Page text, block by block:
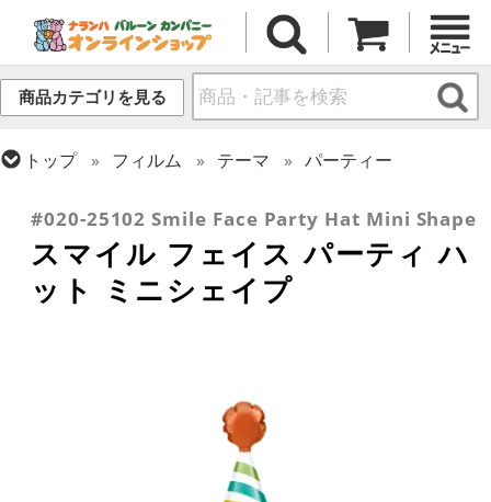
商品カテゴリを見る
トップ フィルム テーマ
パーティー
#020-25102 Smile Face Party Hat Mini Shape
スマイル フェイス パーティ ハ
ット ミニシェイプ